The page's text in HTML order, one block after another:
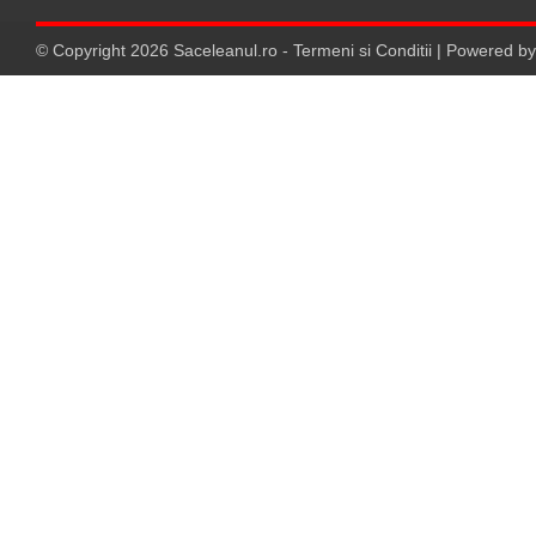
© Copyright 2026 Saceleanul.ro - Termeni si Conditii | Powered